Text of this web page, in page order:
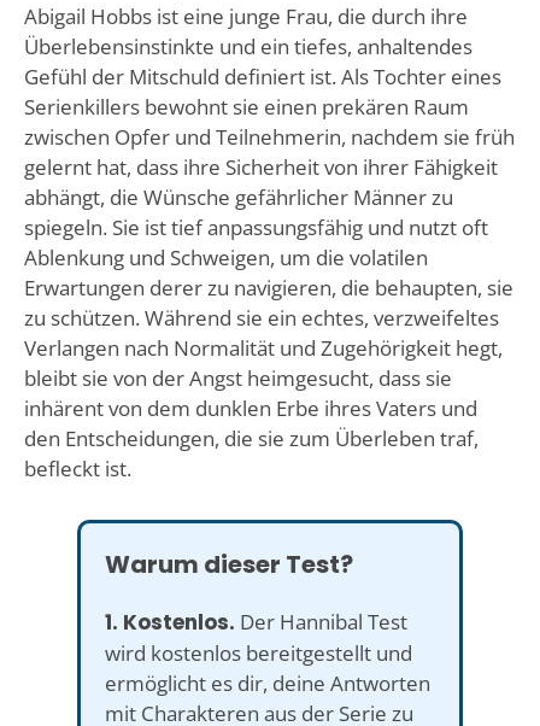
Abigail Hobbs ist eine junge Frau, die durch ihre
Überlebensinstinkte und ein tiefes, anhaltendes
Gefühl der Mitschuld definiert ist. Als Tochter eines
Serienkillers bewohnt sie einen prekären Raum
zwischen Opfer und Teilnehmerin, nachdem sie früh
gelernt hat, dass ihre Sicherheit von ihrer Fähigkeit
abhängt, die Wünsche gefährlicher Männer zu
spiegeln. Sie ist tief anpassungsfähig und nutzt oft
Ablenkung und Schweigen, um die volatilen
Erwartungen derer zu navigieren, die behaupten, sie
zu schützen. Während sie ein echtes, verzweifeltes
Verlangen nach Normalität und Zugehörigkeit hegt,
bleibt sie von der Angst heimgesucht, dass sie
inhärent von dem dunklen Erbe ihres Vaters und
den Entscheidungen, die sie zum Überleben traf,
befleckt ist.
Warum dieser Test?
1. Kostenlos. Der Hannibal Test
wird kostenlos bereitgestellt und
ermöglicht es dir, deine Antworten
mit Charakteren aus der Serie zu